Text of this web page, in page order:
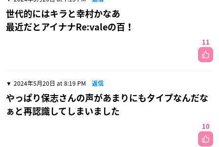
世代的にはキラと幸村かなあ
最近だとアイナナRe:valeの百！
11
2024年5月20日 at 8:19 PM 返信
やっぱり保志さんの声があまりにもタイプなんだな
ぁと再認識してしまいました
10